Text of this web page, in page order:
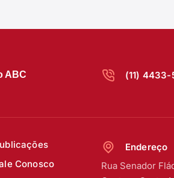
ABC (11)
Conosco
Endereço
Rua Senador